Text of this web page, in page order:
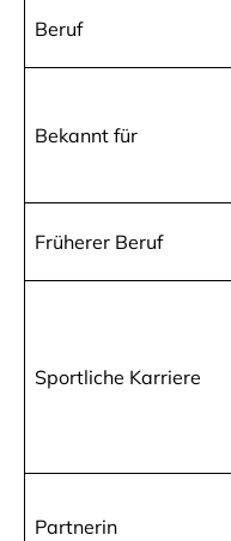
Beruf
Bekannt für
Früherer Beruf
Sportliche Karriere
Partnerin